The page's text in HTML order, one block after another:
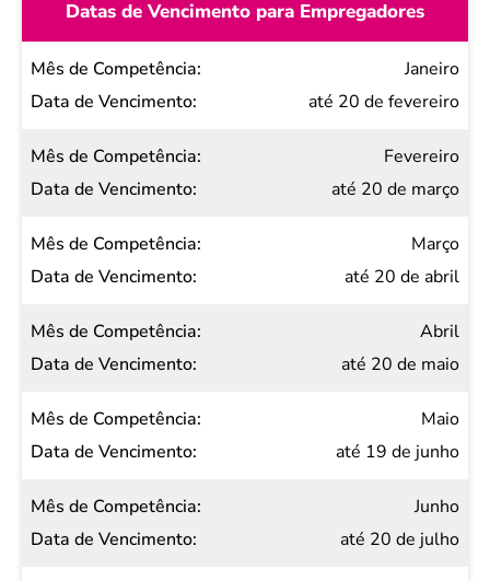
Datas de Vencimento para Empregadores
Mês de
Competência
Vencimento
Janeiro
até 20 de fevereiro
Fevereiro
até 20 de março
Março
até 20 de abril
Abril
até 20 de maio
Maio
até 19 de junho
Junho
até 20 de julho